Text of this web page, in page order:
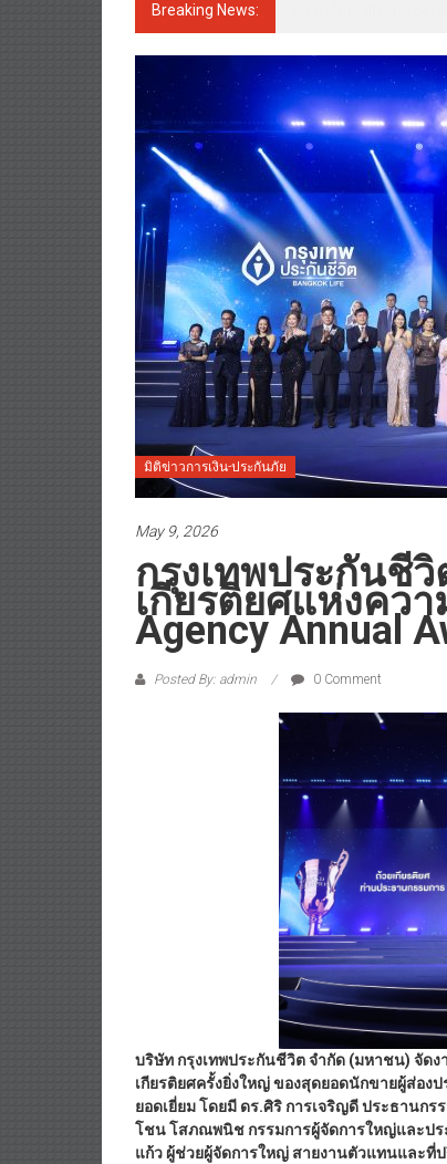
Breaking News:
มิติข่าวการเงิน-ประกันภัย
May 9, 2026
กรุงเทพประกันชี
เกียรติยศแห่งควา
Agency Annual
Posted By: admin 0 Comment
บริษัท กรุงเทพประกันชีวิต จำกัด (มหาชน) จัดง
เกียรติยศครั้งยิ่งใหญ่ ของสุดยอดนักขายผู้ส่อง
ยอดเยี่ยม โดยมี ดร.ศิริ การเจริญดี ประธานก
โชน โสภณพนิช กรรมการผู้จัดการใหญ่และปร
แก้ว ผู้ช่วยผู้จัดการใหญ่ สายงานตัวแทนและที่